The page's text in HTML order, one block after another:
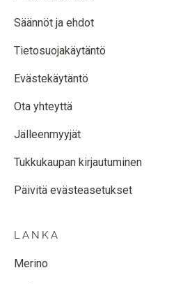
Säännöt ja ehdot
Tietosuojakäytäntö
Evästekäytäntö
Ota yhteyttä
Jälleenmyyjät
Tukkukaupan kirjautuminen
Päivitä evästeasetukset
LANKA
Merino